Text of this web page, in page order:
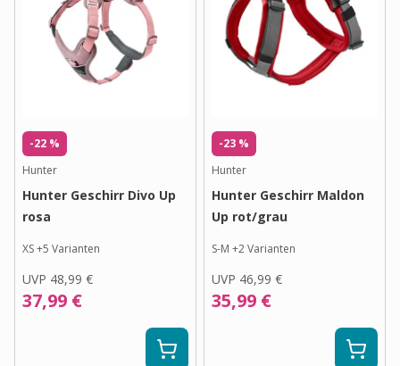
-22 %
Hunter
Hunter Geschirr Divo Up
rosa
XS+5 Varianten
UVP 48,99 €
37,99 €
-23 %
Hunter
Hunter Geschirr Maldon
Up rot/grau
S-M +2Varianten
UVP 46,99 €
35,99 €